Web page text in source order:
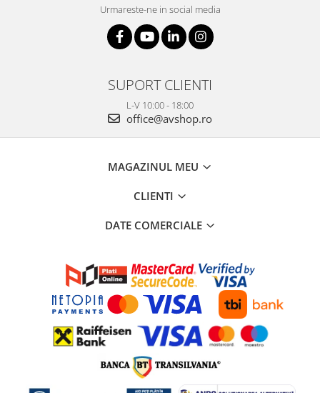
Urmareste-ne in social media
SUPORT CLIENTI
L-V 10:00 - 18:00
office@avshop.ro
MAGAZINUL MEU
CLIENTI
DATE COMERCIALE